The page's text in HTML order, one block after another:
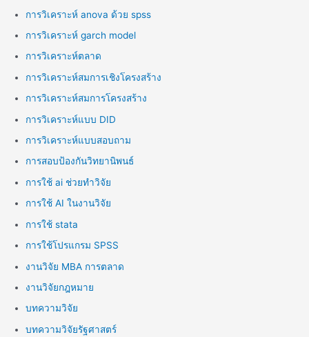
การวิเคราะห์ anova ด้วย spss
การวิเคราะห์ garch model
การวิเคราะห์ตลาด
การวิเคราะห์สมการเชิงโครงสร้าง
การวิเคราะห์สมการโครงสร้าง
การวิเคราะห์แบบ DID
การวิเคราะห์แบบสอบถาม
การสอบป้องกันวิทยานิพนธ์
การใช้ ai ช่วยทำวิจัย
การใช้ AI ในงานวิจัย
การใช้ stata
การใช้โปรแกรม SPSS
งานวิจัย MBA การตลาด
งานวิจัยกฎหมาย
บทความวิจัย
บทความวิจัยรัฐศาสตร์